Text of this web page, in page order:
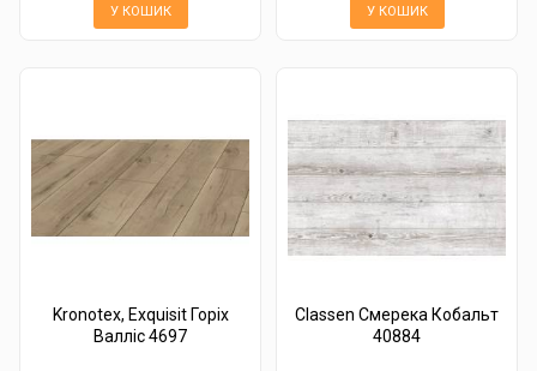
У КОШИК У КОШИК
Kronotex, Exquisit Горіх
Валліс 4697
Classen Смерека Кобальт
40884